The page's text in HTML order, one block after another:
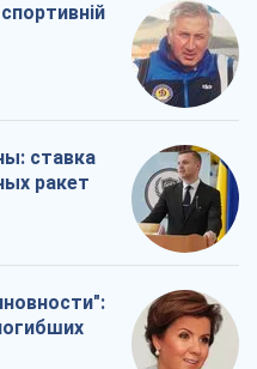
ставка
ракет